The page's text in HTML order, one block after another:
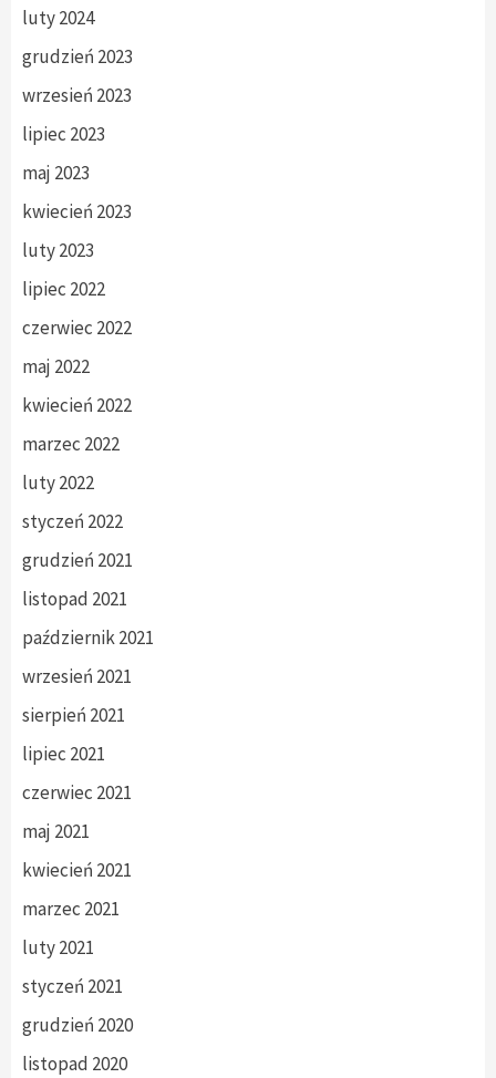
luty 2024
grudzień 2023
wrzesień 2023
lipiec 2023
maj 2023
kwiecień 2023
luty 2023
lipiec 2022
czerwiec 2022
maj 2022
kwiecień 2022
marzec 2022
luty 2022
styczeń 2022
grudzień 2021
listopad 2021
październik 2021
wrzesień 2021
sierpień 2021
lipiec 2021
czerwiec 2021
maj 2021
kwiecień 2021
marzec 2021
luty 2021
styczeń 2021
grudzień 2020
listopad 2020